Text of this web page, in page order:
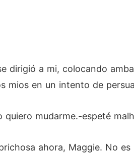
dirigió a mi, colocando
mios en un intento de
mudarme.-espeté
ahora, Maggie. No